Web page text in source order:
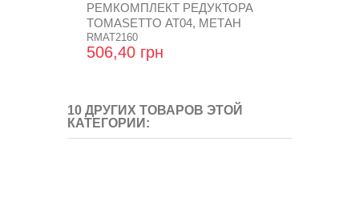
РЕМКОМПЛЕКТ РЕДУКТОРА
TOMASETTO АТ04, МЕТАН
RMAT2160
506,40 грн
10 ДРУГИХ ТОВАРОВ ЭТОЙ
КАТЕГОРИИ: